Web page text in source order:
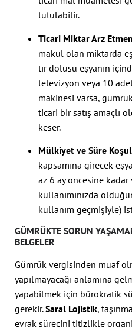
tutulabilir.
Ticari Miktar Arz
makul olan miktarda
tır dolusu eşyanın
televizyon veya 10
makinesi varsa,
ticari bir satış amaçlı
keser.
Mülkiyet ve Süre
kapsamına girecek
az 6 ay öncesine
kullanımınızda
kullanım geçmişiyle)
GÜMRÜKTE SORUN
BELGELER
Gümrük vergisinden muaf
yapılmayacağı anlamına
yapabilmek için bürokratik
gerekir.Saral Lojistik,
evrak sürecini titizlikle